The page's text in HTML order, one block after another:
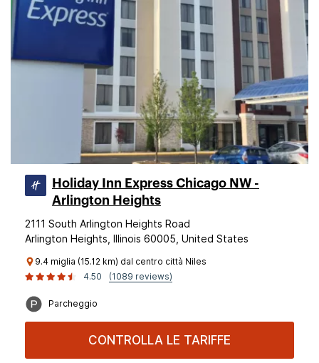
Holiday Inn Express Chicago NW -
Arlington Heights
2111 South Arlington Heights Road
Arlington Heights, Illinois 60005, United States
9.4 miglia (15.12 km) dal centro città Niles
4.50
(1089 reviews)
Parcheggio
CONTROLLA LE TARIFFE